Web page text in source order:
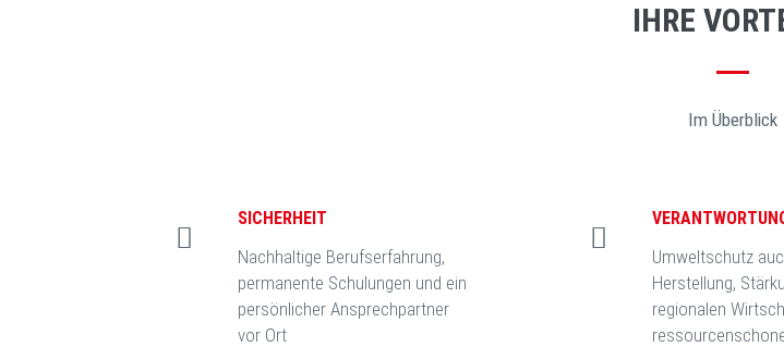
IHRE
Im Überblick
SICHERHEIT
Nachhaltige Berufserfahrung,
permanente Schulungen und ein
persönlicher Ansprechpartner
vor Ort
Umweltschutz
Herstellung,
regionalen